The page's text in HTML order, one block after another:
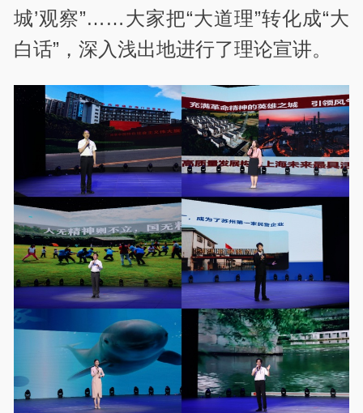
城’观察”……大家把“大道理”转化成“大
白话”，深入浅出地进行了理论宣讲。